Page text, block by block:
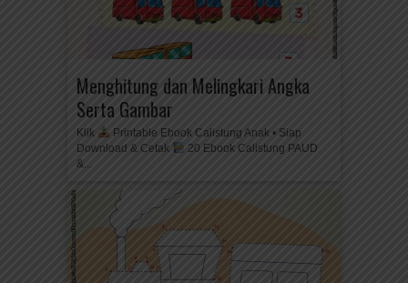
Menghitung dan Melingkari Angka
Serta Gambar
Klik
Printable Ebook Calistung Anak • Siap
Download & Cetak
20 Ebook Calistung PAUD
&...